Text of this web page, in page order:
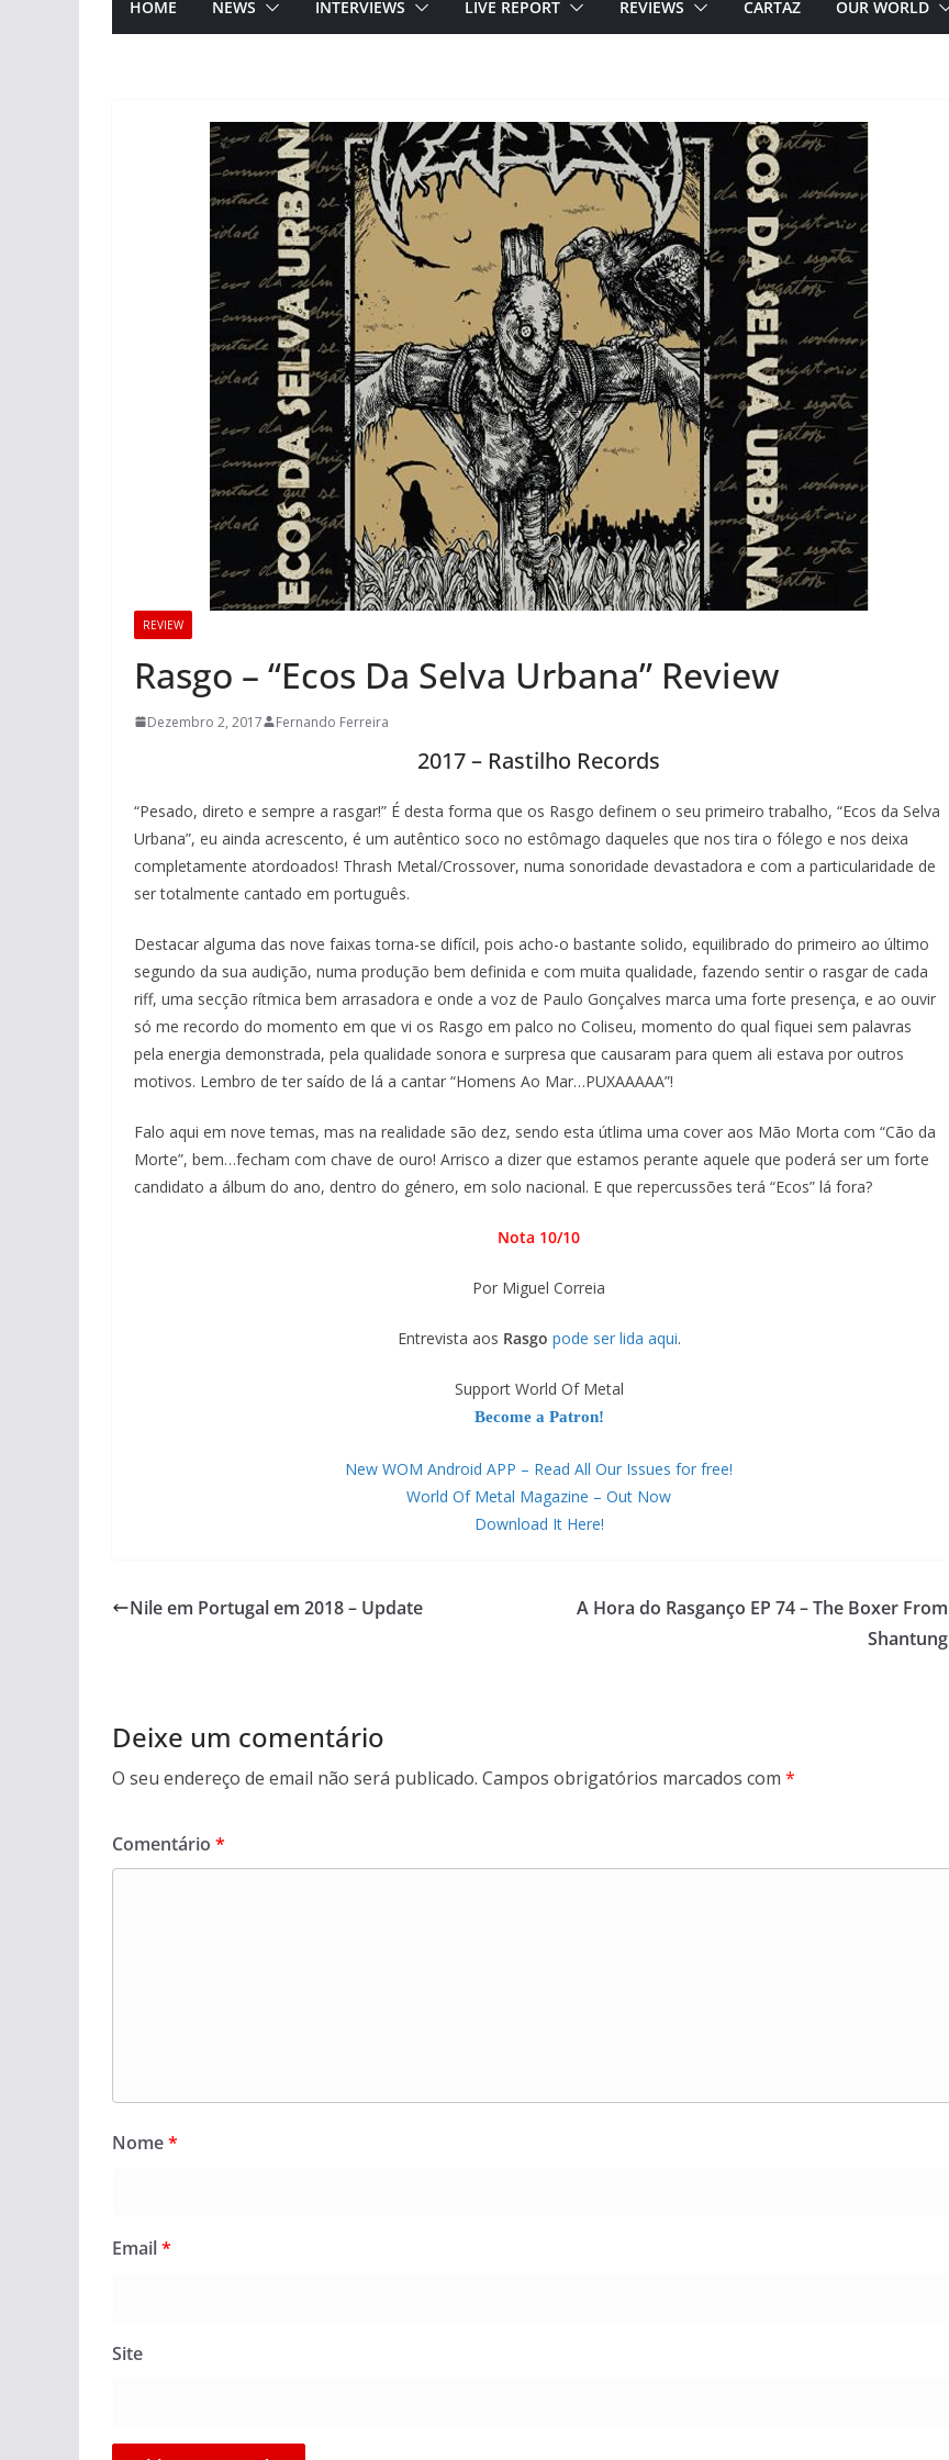
HOME NEWS INTERVIEWS LIVE REPORT REVIEWS CARTAZ OUR WORLD
REVIEW
Rasgo – “Ecos Da Selva Urbana” Review
Dezembro 2, 2017 Fernando Ferreira
2017 – Rastilho Records
“Pesado, direto e sempre a rasgar!” É desta forma que os Rasgo definem o seu primeiro trabalho, “Ecos da Selva
Urbana”, eu ainda acrescento, é um autêntico soco no estômago daqueles que nos tira o fólego e nos deixa
completamente atordoados! Thrash Metal/Crossover, numa sonoridade devastadora e com a particularidade de
ser totalmente cantado em português.
Destacar alguma das nove faixas torna-se difícil, pois acho-o bastante solido, equilibrado do primeiro ao último
segundo da sua audição, numa produção bem definida e com muita qualidade, fazendo sentir o rasgar de cada
riff, uma secção rítmica bem arrasadora e onde a voz de Paulo Gonçalves marca uma forte presença, e ao ouvir
só me recordo do momento em que vi os Rasgo em palco no Coliseu, momento do qual fiquei sem palavras
pela energia demonstrada, pela qualidade sonora e surpresa que causaram para quem ali estava por outros
motivos. Lembro de ter saído de lá a cantar “Homens Ao Mar…PUXAAAAA”!
Falo aqui em nove temas, mas na realidade são dez, sendo esta útlima uma cover aos Mão Morta com “Cão da
Morte”, bem…fecham com chave de ouro! Arrisco a dizer que estamos perante aquele que poderá ser um forte
candidato a álbum do ano, dentro do género, em solo nacional. E que repercussões terá “Ecos” lá fora?
Nota 10/10
Por Miguel Correia
Entrevista aos Rasgo pode ser lida aqui.
Support World Of Metal
Become a Patron!
New WOM Android APP – Read All Our Issues for free!
World Of Metal Magazine – Out Now
Download It Here!
Nile em Portugal em 2018 – Update
A Hora do Rasganço EP 74 – The Boxer From
Shantung
Deixe um comentário
O seu endereço de email não será publicado. Campos obrigatórios marcados com *
Comentário *
Nome*
Email*
Site